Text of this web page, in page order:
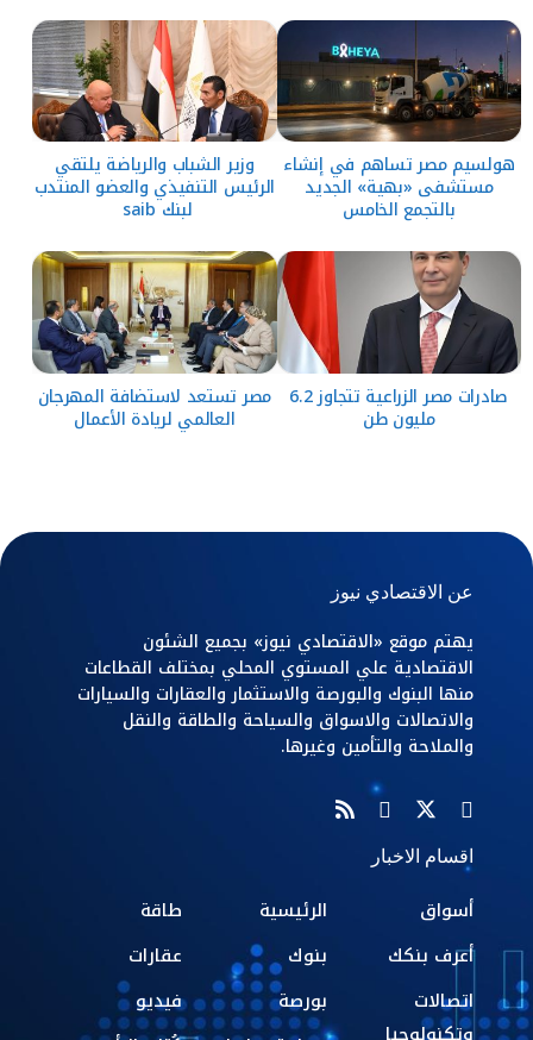
هولسيم مصر تساهم في إنشاء
مستشفى «بهية» الجديد
بالتجمع الخامس
وزير الشباب والرياضة يلتقي
الرئيس التنفيذي والعضو المنتدب
لبنك saib
صادرات مصر الزراعية تتجاوز 6.2
مليون طن
مصر تستعد لاستضافة المهرجان
العالمي لريادة الأعمال
عن الاقتصادي نيوز
يهتم موقع «الاقتصادي نيوز» بجميع الشئون
الاقتصادية علي المستوي المحلي بمختلف القطاعات
منها البنوك والبورصة والاستثمار والعقارات والسيارات
والاتصالات والاسواق والسياحة والطاقة والنقل
والملاحة والتأمين وغيرها.
اقسام الاخبار
أسواق
أعرف بنكك
اتصالات
الرئيسية
بنوك
بورصة
طاقة
عقارات
فيديو